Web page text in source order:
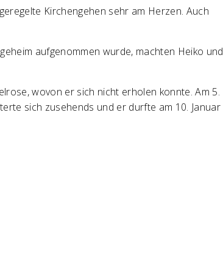
Kirchengehen sehr am Herzen. Auch
aufgenommen wurde, machten Heiko und
wovon er sich nicht erholen konnte. Am 5.
sich zusehends und er durfte am 10. Januar